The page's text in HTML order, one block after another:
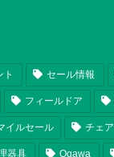
ト セール情報
フィールドア
イルセール チェア
器具 Ogawa